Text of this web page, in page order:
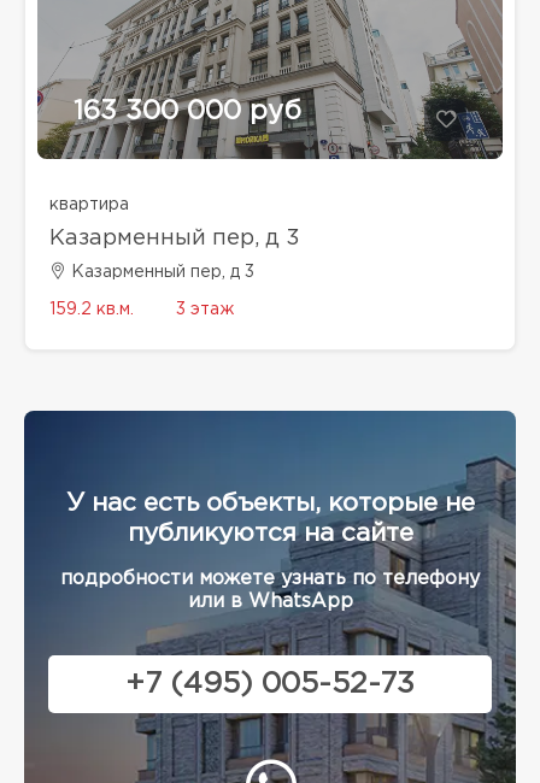
163 300 000 руб
квартира
Казарменный пер, д 3
Казарменный пер, д 3
159.2 кв.м. 3 этаж
У нас есть объекты, которые не
публикуются на сайте
подробности можете узнать по телефону
или в WhatsApp
+7 (495) 005-52-73